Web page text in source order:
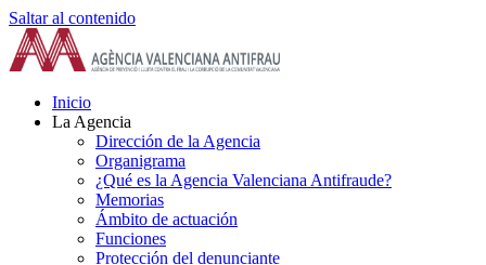
Saltar al contenido
Inicio
La Agencia
Dirección de la Agencia
Organigrama
¿Qué es la Agencia Valenciana Antifraude?
Memorias
Ámbito de actuación
Funciones
Protección del denunciante